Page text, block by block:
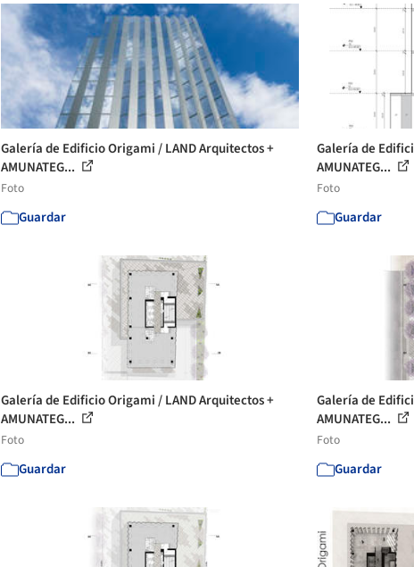
Galería de Edificio Origami / LAND Arquitectos +
AMUNATEG...
Foto
Guardar
Galería de
AMUNATEG...
Foto
Guardar
Galería de Edificio Origami / LAND Arquitectos +
AMUNATEG...
Foto
Guardar
Galería de
AMUNATEG...
Foto
Guardar